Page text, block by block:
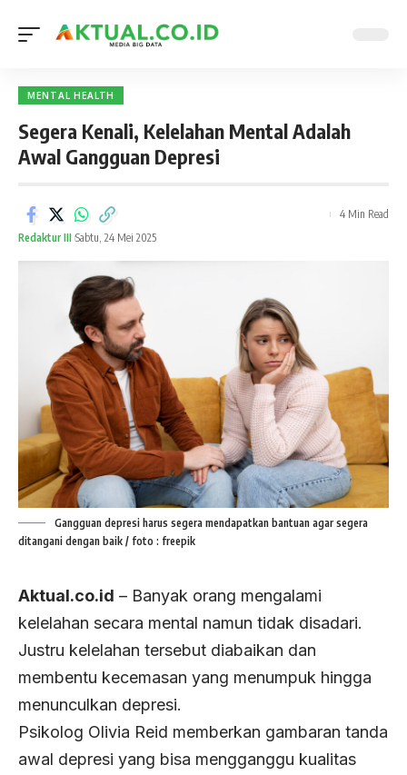
MENTAL HEALTH
Segera Kenali, Kelelahan Mental Adalah
Awal Gangguan Depresi
Redaktur III Sabtu, 24 Mei 2025
4 Min Read
Gangguan depresi harus segera mendapatkan bantuan agar segera
ditangani dengan baik / foto : freepik
Aktual.co.id – Banyak orang mengalami
kelelahan secara mental namun tidak disadari.
Justru kelelahan tersebut diabaikan dan
membentu kecemasan yang menumpuk hingga
menunculkan depresi.
Psikolog Olivia Reid memberkan gambaran tanda
awal depresi yang bisa mengganggu kualitas